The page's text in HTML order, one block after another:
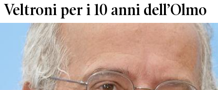
Veltroni per i 10 anni dell’Olmo